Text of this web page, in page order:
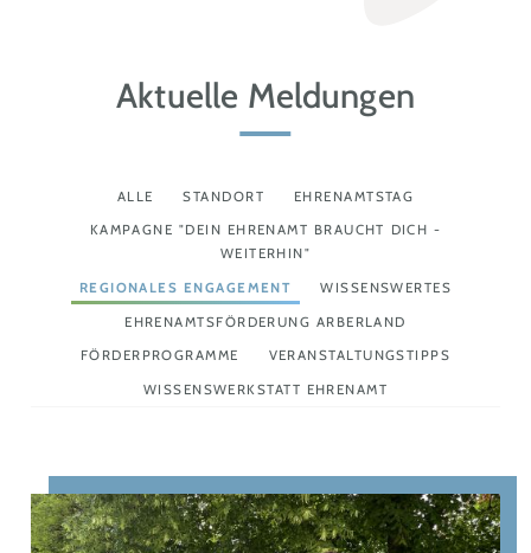
Aktuelle Meldungen
ALLE STANDORT EHRENAMTSTAG
KAMPAGNE "DEIN EHRENAMT BRAUCHT DICH -
WEITERHIN"
REGIONALES ENGAGEMENT WISSENSWERTES
EHRENAMTSFÖRDERUNG ARBERLAND
FÖRDERPROGRAMME VERANSTALTUNGSTIPPS
WISSENSWERKSTATT EHRENAMT